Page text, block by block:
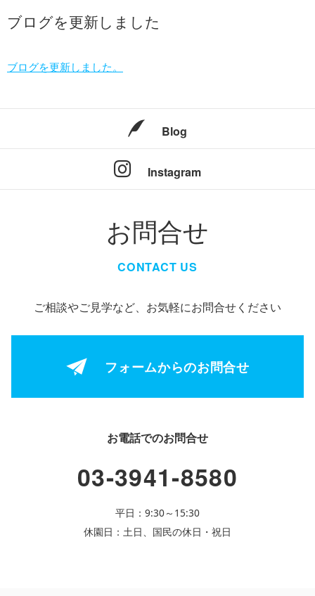
ブログを更新しました
ブログを更新しました。
Blog
Instagram
お問合せ
CONTACT US
ご相談やご見学など、お気軽にお問合せください
フォームからのお問合せ
お電話でのお問合せ
03-3941-8580
平日：9:30～15:30
休園日：土日、国民の休日・祝日